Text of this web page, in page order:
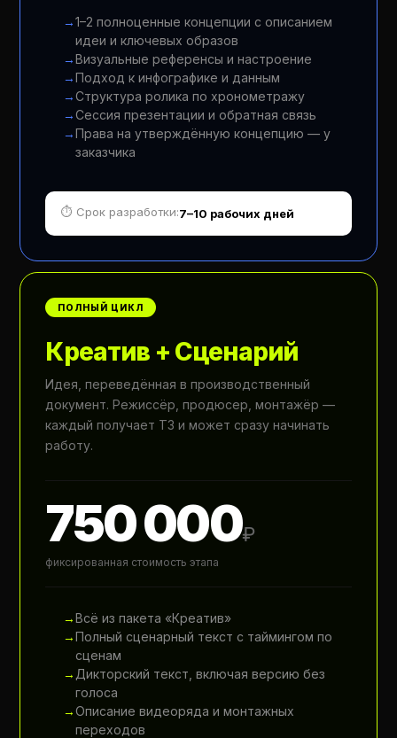
1–2 полноценные концепции с описанием
идеи и ключевых образов
Визуальные референсы и настроение
Подход к инфографике и данным
Структура ролика по хронометражу
Сессия презентации и обратная связь
Права на утверждённую концепцию — у
заказчика
⏱ Срок разработки:7–10 рабочих дней
ПОЛНЫЙ ЦИКЛ
Креатив + Сценарий
Идея, переведённая в производственный
документ. Режиссёр, продюсер, монтажёр —
каждый получает ТЗ и может сразу начинать
работу.
750 000₽
фиксированная стоимость этапа
Всё из пакета «Креатив»
Полный сценарный текст с таймингом по
сценам
Дикторский текст, включая версию без
голоса
Описание видеоряда и монтажных
переходов